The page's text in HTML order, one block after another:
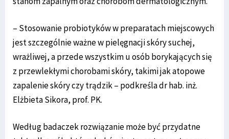
– Stosowanie probiotyków w preparatach miejscowych
jest szczególnie ważne w pielęgnacji skóry suchej,
wrażliwej, a przede wszystkim u osób borykających się
z przewlekłymi chorobami skóry, takimi jak atopowe
zapalenie skóry czy trądzik – podkreśla dr hab. inż.
Elżbieta Sikora, prof. PK.
Według badaczek rozwiązanie może być przydatne